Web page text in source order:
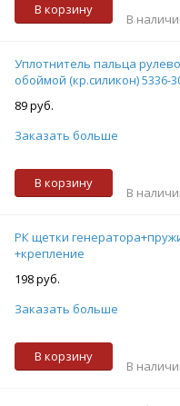
В корзину
В
Уплотнитель пальца
обоймой (кр.силикон) 5336-
89 руб.
Заказать больше
В корзину
В
РК щетки
+крепление
198 руб.
Заказать больше
В корзину
В